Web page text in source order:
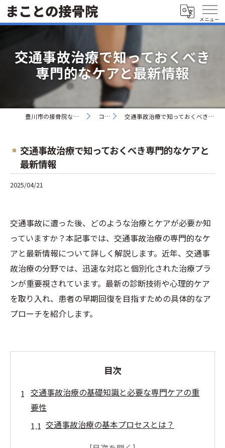
交通事故治療で知っておくべき
専門的なケアと最新情報
豊川市の接骨院ならまことの接骨院 コラム 交通事故治療で知っておくべき専門的なケアと最新情報
交通事故治療で知っておくべき専門的なケアと
最新情報
2025/04/21
交通事故に遭った後、どのような治療とケアが必要か知
っていますか？本記事では、交通事故治療の専門的なケ
アと最新情報について詳しく解説します。近年、交通事
故治療の分野では、迅速な対応と個別化された治療プラ
ンが重要視されています。最新の診断技術や心理的ケア
を取り入れ、患者の早期回復を目指すための具体的なア
プローチを紹介します。
目次
交通事故治療の基礎知識と必要な専門ケアの重
要性
交通事故治療の基本プロセスとは？
専門ケアが求められる理由